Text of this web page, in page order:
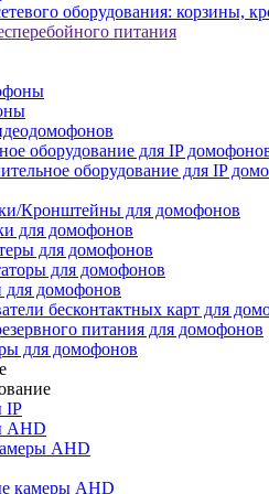
оборудования: корзины,
питания
оборудование для IP
оборудование для IP
Кронштейны для домофонов
для домофонов
для домофонов
для домофонов
домофонов
бесконтактных карт для
питания для домофонов
для домофонов
IP
AHD
AHD
камеры AHD